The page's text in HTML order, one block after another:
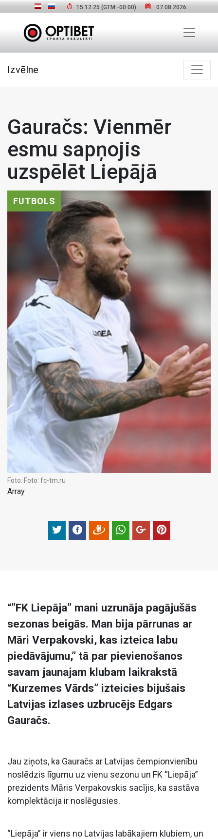
15:12:26 (GTM -00:00) 07.08.2026
Izvēlne
Gauračs: Vienmēr
esmu sapņojis
uzspēlēt Liepājā
FUTBOLS
Foto: Foto: fc-tm.ru
Array
“”FK Liepāja” mani uzrunāja pagājušās
sezonas beigās. Man bija pārrunas ar
Māri Verpakovski, kas izteica labu
piedāvājumu,” tā par pievienošanos
savam jaunajam klubam laikrakstā
“Kurzemes Vārds” izteicies bijušais
Latvijas izlases uzbrucējs Edgars
Gauračs.
Jau ziņots, ka Gauračs ar Latvijas čempionvienību
noslēdzis līgumu uz vienu sezonu un FK “Liepāja”
prezidents Māris Verpakovskis sacījis, ka sastāva
komplektācija ir noslēgusies.
“Liepāja” ir viens no Latvijas labākajiem klubiem, un